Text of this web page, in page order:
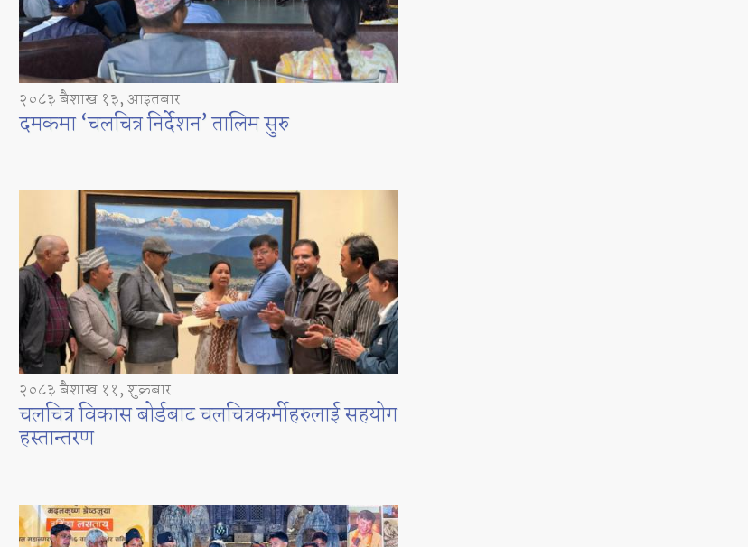
२०८३ बैशाख १३, आइतबार
दमकमा ‘चलचित्र निर्देशन’ तालिम सुरु
२०८३ बैशाख ११, शुक्रबार
चलचित्र विकास बोर्डबाट चलचित्रकर्मीहरुलाई सहयोग
हस्तान्तरण